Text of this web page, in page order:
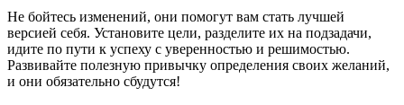
Не бойтесь изменений, они помогут вам стать лучшей
версией себя. Установите цели, разделите их на подзадачи,
идите по пути к успеху с уверенностью и решимостью.
Развивайте полезную привычку определения своих желаний,
и они обязательно сбудутся!